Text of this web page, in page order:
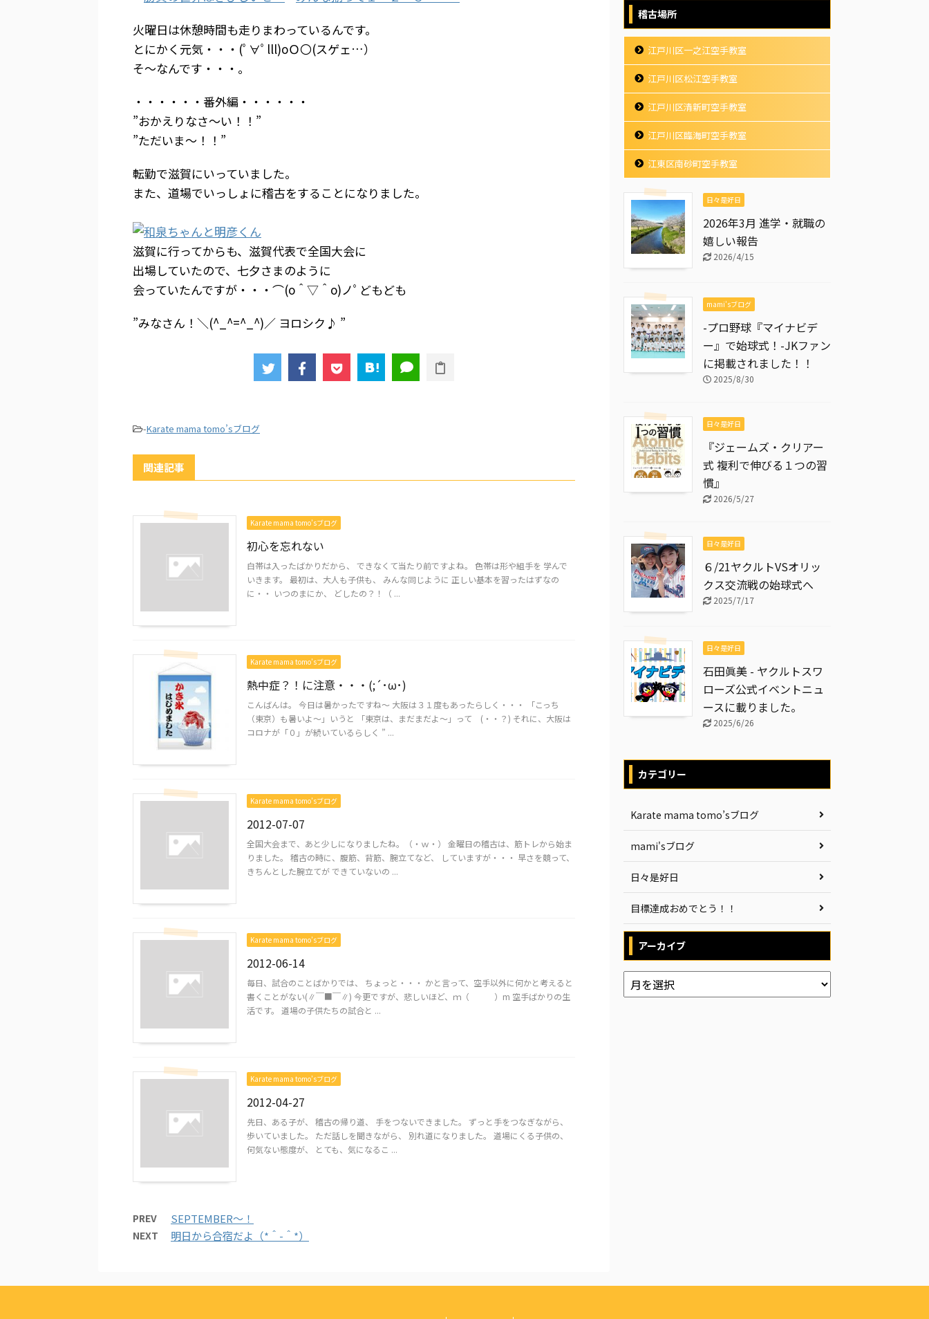
火曜日は休憩時間も走りまわっているんです。
とにかく元気・・・(ﾟ∀ﾟlll)oＯ〇(スゲェ…）
そ～なんです・・・。
・・・・・・番外編・・・・・・
”おかえりなさ～い！！”
”ただいま～！！”
転勤で滋賀にいっていました。
また、道場でいっしょに稽古をすることになりました。
滋賀に行ってからも、滋賀代表で全国大会に
出場していたので、七夕さまのように
会っていたんですが・・・⌒(o＾▽＾o)ノﾟどもども
”みなさん！＼(^_^=^_^)／ ヨロシク♪ ”
-Karate mama tomo’sブログ
関連記事
Karate mama tomo’sブログ
初心を忘れない
白帯は入ったばかりだから、 できなくて当たり前ですよね。 色帯は形や組手を 学んで
いきます。 最初は、大人も子供も、 みんな同じように 正しい基本を習ったはずなの
に・・ いつのまにか、 どしたの？！（ ...
Karate mama tomo’sブログ
熱中症？！に注意・・・(;´･ω･)
こんばんは。 今日は暑かったですね～ 大阪は３１度もあったらしく・・・ 「こっち
（東京）も暑いよ～」いうと 「東京は、まだまだよ～」って (・・？) それに、大阪は
コロナが「０」が続いているらしく ” ...
Karate mama tomo’sブログ
2012-07-07
全国大会まで、あと少しになりましたね。（・ｗ・） 金曜日の稽古は、筋トレから始ま
りました。 稽古の時に、腹筋、背筋、腕立てなど、 していますが・・・ 早さを競って、
きちんとした腕立てが できていないの ...
Karate mama tomo’sブログ
2012-06-14
毎日、試合のことばかりでは、 ちょっと・・・ かと言って、空手以外に何かと考えると
書くことがない(∥￣■￣∥) 今更ですが、悲しいほど、ｍ（ ）m 空手ばかりの生
活です。 道場の子供たちの試合と ...
Karate mama tomo’sブログ
2012-04-27
先日、ある子が、 稽古の帰り道、 手をつないできました。 ずっと手をつなぎながら、
歩いていました。 ただ話しを聞きながら、 別れ道になりました。 道場にくる子供の、
何気ない態度が、 とても、気になるこ ...
PREV SEPTEMBER～！
NEXT 明日から合宿だよ（*＾-＾*）
稽古場所
江戸川区一之江空手教室
江戸川区松江空手教室
江戸川区清新町空手教室
江戸川区臨海町空手教室
江東区南砂町空手教室
日々是好日
2026年3月 進学・就職の
嬉しい報告
2026/4/15
mami'sブログ
-プロ野球『マイナビデ
ー』で始球式！-JKファン
に掲載されました！！
2025/8/30
日々是好日
『ジェームズ・クリアー
式 複利で伸びる１つの習
慣』
2026/5/27
日々是好日
６/21ヤクルトVSオリッ
クス交流戦の始球式へ
2025/7/17
日々是好日
石田眞美 - ヤクルトスワ
ローズ公式イベントニュ
ースに載りました。
2025/6/26
カテゴリー
Karate mama tomo’sブログ
mami'sブログ
日々是好日
目標達成おめでとう！！
アーカイブ